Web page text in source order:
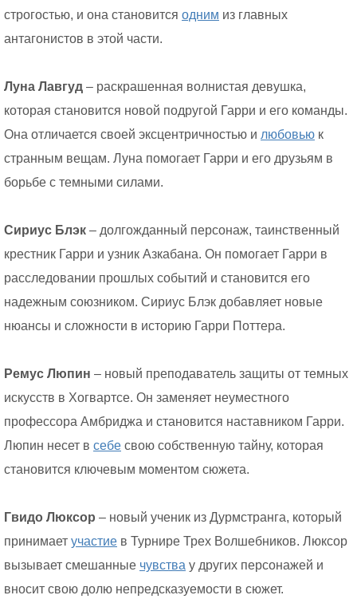
строгостью, и она становится одним из главных
антагонистов в этой части.
Луна Лавгуд – раскрашенная волнистая девушка,
которая становится новой подругой Гарри и его команды.
Она отличается своей эксцентричностью и любовью к
странным вещам. Луна помогает Гарри и его друзьям в
борьбе с темными силами.
Сириус Блэк – долгожданный персонаж, таинственный
крестник Гарри и узник Азкабана. Он помогает Гарри в
расследовании прошлых событий и становится его
надежным союзником. Сириус Блэк добавляет новые
нюансы и сложности в историю Гарри Поттера.
Ремус Люпин – новый преподаватель защиты от темных
искусств в Хогвартсе. Он заменяет неуместного
профессора Амбриджа и становится наставником Гарри.
Люпин несет в себе свою собственную тайну, которая
становится ключевым моментом сюжета.
Гвидо Люксор – новый ученик из Дурмстранга, который
принимает участие в Турнире Трех Волшебников. Люксор
вызывает смешанные чувства у других персонажей и
вносит свою долю непредсказуемости в сюжет.